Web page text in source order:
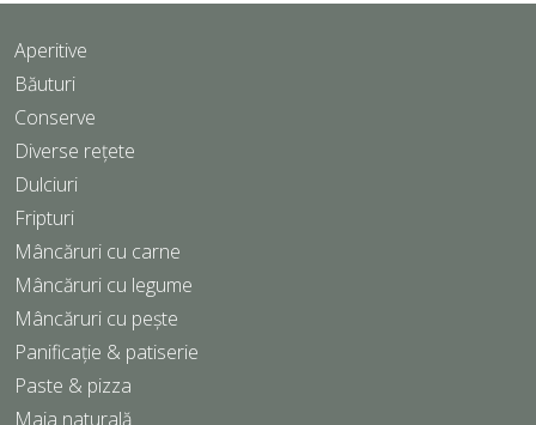
Aperitive
Băuturi
Conserve
Diverse rețete
Dulciuri
Fripturi
Mâncăruri cu carne
Mâncăruri cu legume
Mâncăruri cu pește
Panificație & patiserie
Paste & pizza
Maia naturală